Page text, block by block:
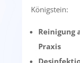
Königstein:
Reinigung
Praxis